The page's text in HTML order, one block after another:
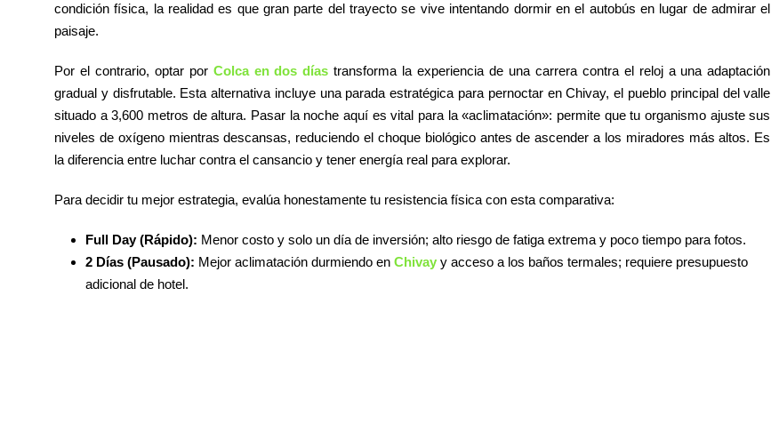
condición física, la realidad es que gran parte del trayecto se vive intentando dormir en el autobús en lugar de admirar el
paisaje.
Por el contrario, optar por Colca en dos días transforma la experiencia de una carrera contra el reloj a una adaptación
gradual y disfrutable. Esta alternativa incluye una parada estratégica para pernoctar en Chivay, el pueblo principal del valle
situado a 3,600 metros de altura. Pasar la noche aquí es vital para la «aclimatación»: permite que tu organismo ajuste sus
niveles de oxígeno mientras descansas, reduciendo el choque biológico antes de ascender a los miradores más altos. Es
la diferencia entre luchar contra el cansancio y tener energía real para explorar.
Para decidir tu mejor estrategia, evalúa honestamente tu resistencia física con esta comparativa:
Full Day (Rápido): Menor costo y solo un día de inversión; alto riesgo de fatiga extrema y poco tiempo para fotos.
2 Días (Pausado): Mejor aclimatación durmiendo en Chivay y acceso a los baños termales; requiere presupuesto
adicional de hotel.